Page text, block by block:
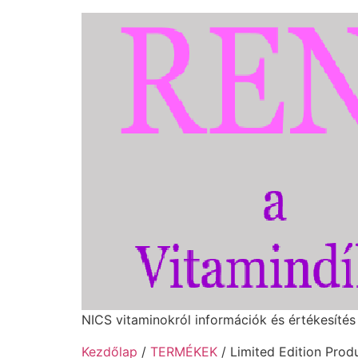
NICS vitaminokról információk és értékesítés
Kezdőlap / TERMÉKEK / Limited Edition